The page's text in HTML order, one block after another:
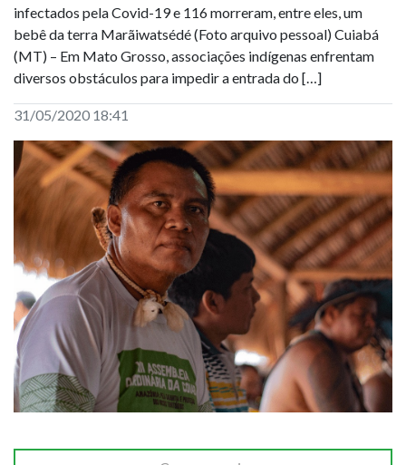
infectados pela Covid-19 e 116 morreram, entre eles, um
bebê da terra Marãiwatsédé (Foto arquivo pessoal) Cuiabá
(MT) – Em Mato Grosso, associações indígenas enfrentam
diversos obstáculos para impedir a entrada do […]
31/05/2020 18:41